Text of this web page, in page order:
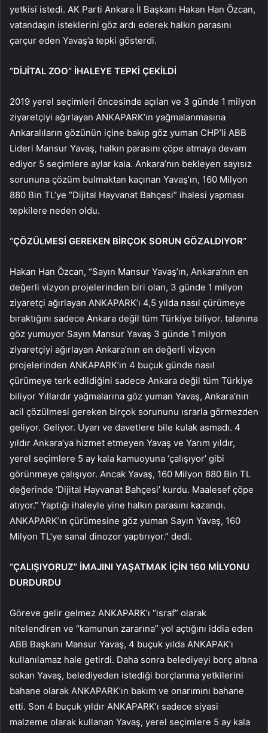
yetkisi istedi. AK Parti Ankara İl Başkanı Hakan Han Özcan,
vatandaşın isteklerini göz ardı ederek halkın parasını
çarçur eden Yavaş’a tepki gösterdi.
“DİJİTAL ZOO” İHALEYE TEPKİ ÇEKİLDİ
2019 yerel seçimleri öncesinde açılan ve 3 günde 1 milyon
ziyaretçiyi ağırlayan ANKAPARK’ın yağmalanmasına
Ankaralıların gözünün içine bakıp göz yuman CHP’li ABB
Lideri Mansur Yavaş, halkın parasını çöpe atmaya devam
ediyor 5 seçimlere aylar kala. Ankara’nın bekleyen sayısız
sorununa çözüm bulmaktan kaçınan Yavaş’ın, 160 Milyon
880 Bin TL’ye “Dijital Hayvanat Bahçesi” ihalesi yapması
tepkilere neden oldu.
“ÇÖZÜLMESİ GEREKEN BİRÇOK SORUN GÖZALDIYOR”
Hakan Han Özcan, “Sayın Mansur Yavaş’ın, Ankara’nın en
değerli vizyon projelerinden biri olan, 3 günde 1 milyon
ziyaretçi ağırlayan ANKAPARK’ı 4,5 yılda nasıl çürümeye
bıraktığını sadece Ankara değil tüm Türkiye biliyor. talanına
göz yumuyor Sayın Mansur Yavaş 3 günde 1 milyon
ziyaretçiyi ağırlayan Ankara’nın en değerli vizyon
projelerinden ANKAPARK’ın 4 buçuk günde nasıl
çürümeye terk edildiğini sadece Ankara değil tüm Türkiye
biliyor Yıllardır yağmalarına göz yuman Yavaş, Ankara’nın
acil çözülmesi gereken birçok sorununu ısrarla görmezden
geliyor. Geliyor. Uyarı ve davetlere bile kulak asmadı. 4
yıldır Ankara’ya hizmet etmeyen Yavaş ve Yarım yıldır,
yerel seçimlere 5 ay kala kamuoyuna ‘çalışıyor’ gibi
görünmeye çalışıyor. Ancak Yavaş, 160 Milyon 880 Bin TL
değerinde ‘Dijital Hayvanat Bahçesi’ kurdu. Maalesef çöpe
atıyor.” Yaptığı ihaleyle yine halkın parasını kazandı.
ANKAPARK’ın çürümesine göz yuman Sayın Yavaş, 160
Milyon TL’ye sanal dinozor yaptırıyor.” dedi.
“ÇALIŞIYORUZ” İMAJINI YAŞATMAK İÇİN 160 MİLYONU
DURDURDU
Göreve gelir gelmez ANKAPARK’ı “israf” olarak
nitelendiren ve “kamunun zararına” yol açtığını iddia eden
ABB Başkanı Mansur Yavaş, 4 buçuk yılda ANKAPAK’ı
kullanılamaz hale getirdi. Daha sonra belediyeyi borç altına
sokan Yavaş, belediyeden istediği borçlanma yetkilerini
bahane olarak ANKAPARK’ın bakım ve onarımını bahane
etti. Son 4 buçuk yıldır ANKAPARK’ı sadece siyasi
malzeme olarak kullanan Yavaş, yerel seçimlere 5 ay kala